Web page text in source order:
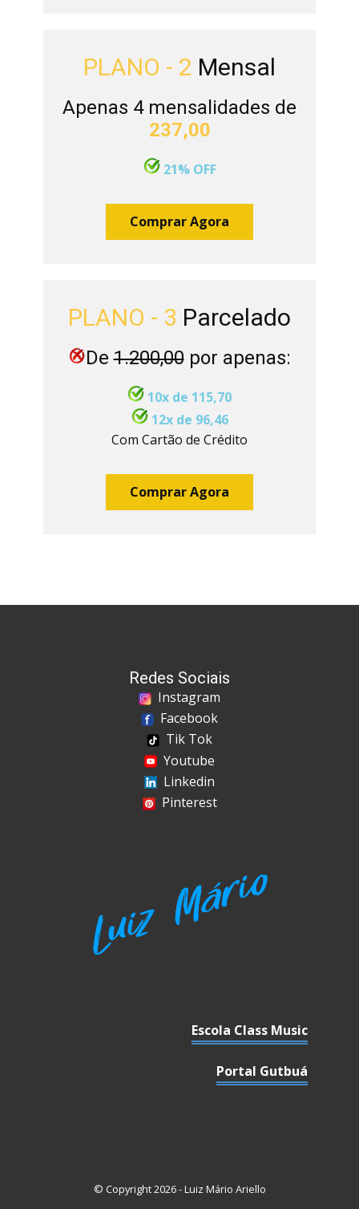
PLANO - 2 Mensal
Apenas 4 mensalidades de
237,00
21% OFF
Comprar Agora
PLANO - 3 Parcelado
De1.200,00por apenas:
10x de 115,70
12x de 96,46
Com Cartão de Crédito
Comprar Agora
Redes Sociais
Instagram
Facebook
Tik Tok
Youtube
Linkedin
Pinterest
Escola Class Music
Portal Gutbuá
© Copyright 2026 - Luiz Mário Ariello